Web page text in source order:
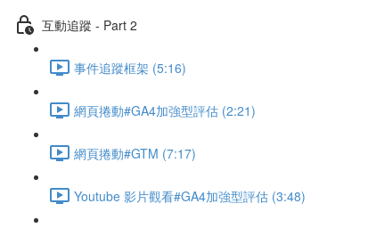
互動追蹤 - Part 2
事件追蹤框架 (5:16)
網頁捲動#GA4加強型評估 (2:21)
網頁捲動#GTM (7:17)
Youtube 影片觀看#GA4加強型評估 (3:48)